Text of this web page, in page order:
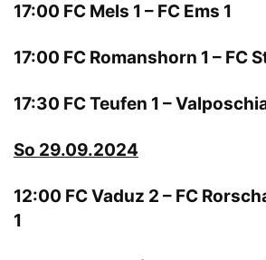
17:00 FC Mels 1 – FC Ems 1
17:00 FC Romanshorn 1 – FC
17:30 FC Teufen 1 –
So 29.09.2024
12:00 FC Vaduz 2 – FC
1